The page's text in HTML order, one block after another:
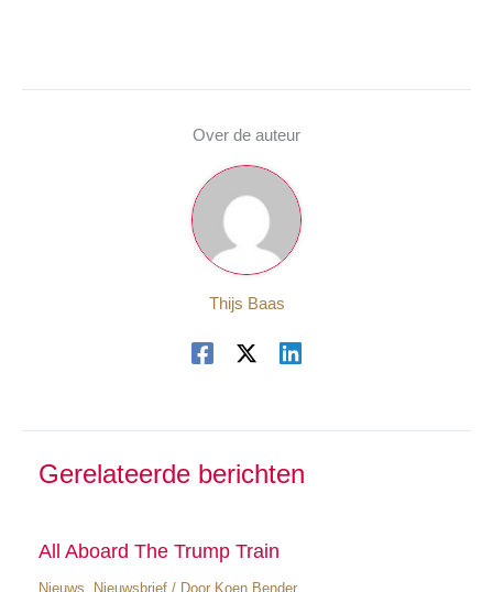
Over de auteur
Thijs Baas
Gerelateerde berichten
All Aboard The Trump Train
Nieuws Nieuwsbrief/ Door Koen Bender